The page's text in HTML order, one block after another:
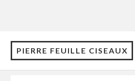
PIERRE FEUILLE CISEAUX
Category: Tunique